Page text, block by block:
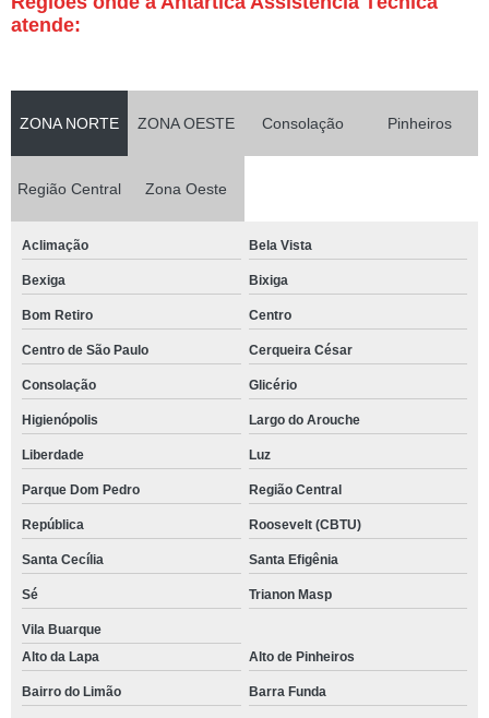
atende:
ZONA NORTE ZONA OESTE Consolação Pinheiros
Região Central Zona Oeste
Aclimação Bela Vista
Bexiga Bixiga
Bom Retiro Centro
Centro de São Paulo Cerqueira César
Consolação Glicério
Higienópolis Largo do Arouche
Liberdade Luz
Parque Dom Pedro Região Central
República Roosevelt (CBTU)
Santa Cecília Santa Efigênia
Sé Trianon Masp
Vila Buarque
Alto da Lapa
Alto de Pinheiros
Bairro do Limão Barra Funda